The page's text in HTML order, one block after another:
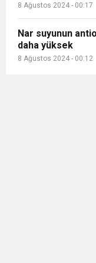
8 Ağustos 2024 - 00:17
Nar suyunun
daha yüksek
8 Ağustos 2024 - 00:12